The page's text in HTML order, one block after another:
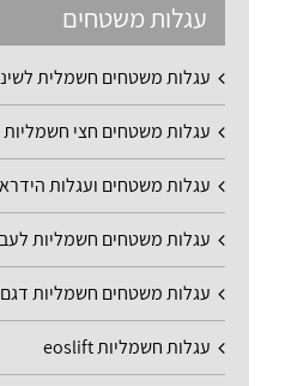
עגלות משטחים
עגלות משטחים חשמלית
עגלות משטחים חצי חשמליות
עגלות משטחים ועגלות
עגלות משטחים חשמליות
עגלות משטחים חשמליות דגם R
עגלות חשמליות eoslift